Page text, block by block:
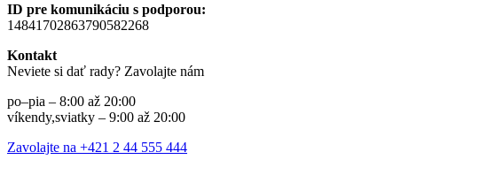
ID pre komunikáciu s podporou:
14841702863790582268
Kontakt
Neviete si dať rady? Zavolajte nám
po–pia – 8:00 až 20:00
víkendy,sviatky – 9:00 až 20:00
Zavolajte na +421 2 44 555 444